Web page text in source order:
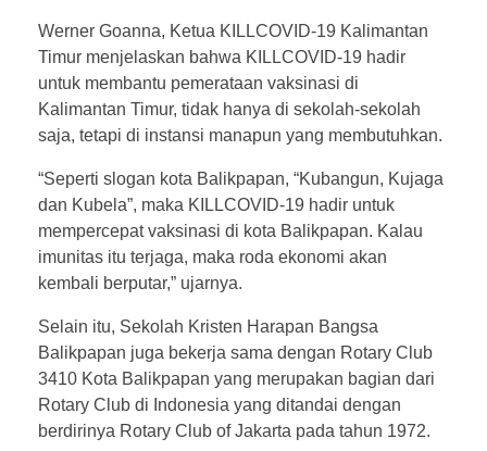
Werner Goanna, Ketua KILLCOVID-19 Kalimantan
Timur menjelaskan bahwa KILLCOVID-19 hadir
untuk membantu pemerataan vaksinasi di
Kalimantan Timur, tidak hanya di sekolah-sekolah
saja, tetapi di instansi manapun yang membutuhkan.
“Seperti slogan kota Balikpapan, “Kubangun, Kujaga
dan Kubela”, maka KILLCOVID-19 hadir untuk
mempercepat vaksinasi di kota Balikpapan. Kalau
imunitas itu terjaga, maka roda ekonomi akan
kembali berputar,” ujarnya.
Selain itu, Sekolah Kristen Harapan Bangsa
Balikpapan juga bekerja sama dengan Rotary Club
3410 Kota Balikpapan yang merupakan bagian dari
Rotary Club di Indonesia yang ditandai dengan
berdirinya Rotary Club of Jakarta pada tahun 1972.